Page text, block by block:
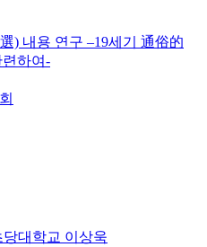
) 내용 연구 –19세기 通俗的
하여-
대학교 이상욱